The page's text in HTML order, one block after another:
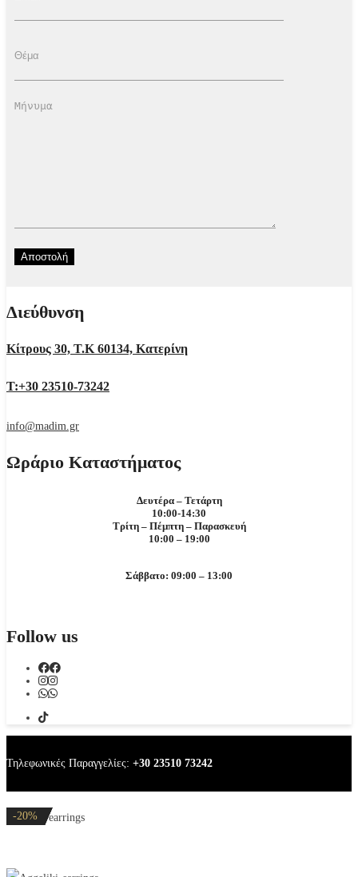
Διεύθυνση
Κίτρους 30, Τ.Κ 60134, Κατερίνη
Τ:+30 23510-73242
info@madim.gr
Ωράριο Καταστήματος
Δευτέρα – Τετάρτη
10:00-14:30
Τρίτη – Πέμπτη – Παρασκευή
10:00 – 19:00
Σάββατο: 09:00 – 13:00
Follow us
Τηλεφωνικές Παραγγελίες: +30 23510 73242
Aggeliki earrings
-20%
-20%
-20%
-20%
-20%